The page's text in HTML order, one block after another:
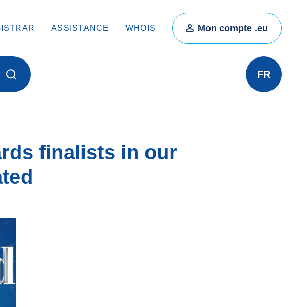
ASSISTANCE WHOIS Mon compte .eu
FR
finalists in our